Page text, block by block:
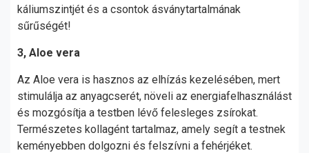
káliumszintjét és a csontok ásványtartalmának
sűrűségét!
3, Aloe vera
Az Aloe vera is hasznos az elhízás kezelésében, mert
stimulálja az anyagcserét, növeli az energiafelhasználást
és mozgósítja a testben lévő felesleges zsírokat.
Természetes kollagént tartalmaz, amely segít a testnek
keményebben dolgozni és felszívni a fehérjéket.